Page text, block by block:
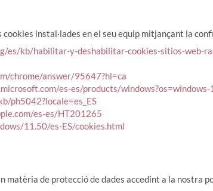
instal·lades en el seu equip mitjançant la
es/kb/habilitar-y-deshabilitar-cookies-sitios-
chrome/answer/95647?hl=ca
es-es/products/windows?os=windows-
ph5042?locale=es_ES
es-es/HT201265
11.50/es-ES/cookies.html
matèria de protecció de dades accedint a la nostra